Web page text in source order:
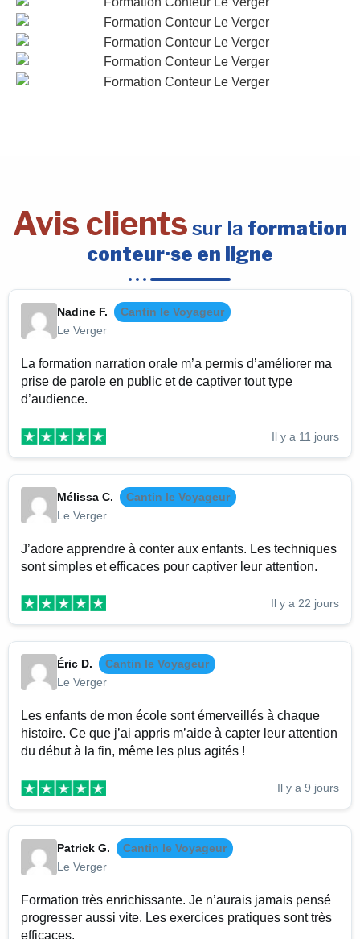
Avis clients sur la formation
conteur·se en ligne
Nadine F.
Cantin le Voyageur
Le Verger
La formation narration orale m’a permis d’améliorer ma
prise de parole en public et de captiver tout type
d’audience.
Il y a 11 jours
Mélissa C.
Cantin le Voyageur
Le Verger
J’adore apprendre à conter aux enfants. Les techniques
sont simples et efficaces pour captiver leur attention.
Il y a 22 jours
Éric D.
Cantin le Voyageur
Le Verger
Les enfants de mon école sont émerveillés à chaque
histoire. Ce que j’ai appris m’aide à capter leur attention
du début à la fin, même les plus agités !
Il y a 9 jours
Patrick G.
Cantin le Voyageur
Le Verger
Formation très enrichissante. Je n’aurais jamais pensé
progresser aussi vite. Les exercices pratiques sont très
efficaces.